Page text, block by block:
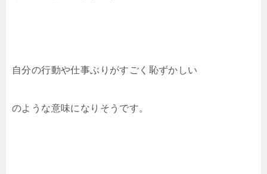
自分の行動や仕事ぶりがすごく恥ずかしい
のような意味になりそうです。